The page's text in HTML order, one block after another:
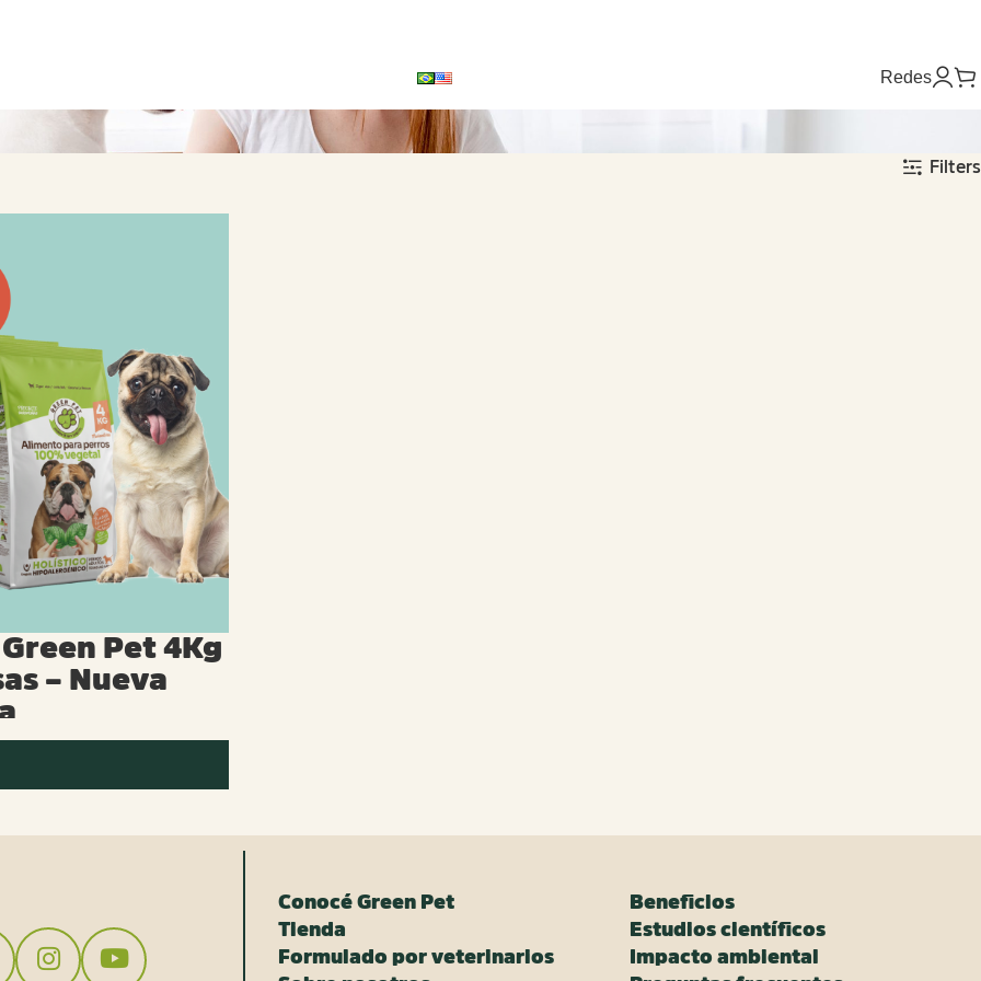
Redes
Filters
Pet 4Kg
– Nueva
Conocé Green Pet
Tienda
Formulado por veterinarios
Beneficios
Estudios científicos
Impacto ambiental